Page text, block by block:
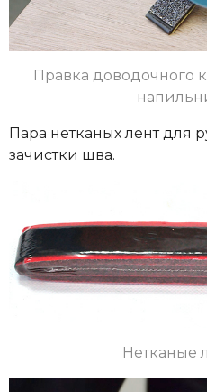
Правка доводочного
Пара нетканых лент для
зачистки шва.
Нетканые